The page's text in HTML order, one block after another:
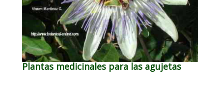
Plantas medicinales para las agujetas